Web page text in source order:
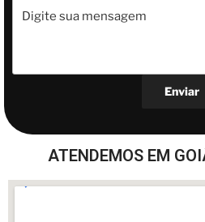
ATENDEMOS EM